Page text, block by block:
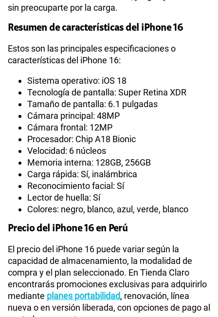
sin preocuparte por la carga.
Resumen de características del iPhone 16
Estos son las principales especificaciones o
características del iPhone 16:
Sistema operativo: iOS 18
Tecnología de pantalla: Super Retina XDR
Tamaño de pantalla: 6.1 pulgadas
Cámara principal: 48MP
Cámara frontal: 12MP
Procesador: Chip A18 Bionic
Velocidad: 6 núcleos
Memoria interna: 128GB, 256GB
Carga rápida: Sí, inalámbrica
Reconocimiento facial: Sí
Lector de huella: Sí
Colores: negro, blanco, azul, verde, blanco
Precio del iPhone 16 en Perú
El precio del iPhone 16 puede variar según la
capacidad de almacenamiento, la modalidad de
compra y el plan seleccionado. En Tienda Claro
encontrarás promociones exclusivas para adquirirlo
mediante planes portabilidad, renovación, línea
nueva o en versión liberada, con opciones de pago al